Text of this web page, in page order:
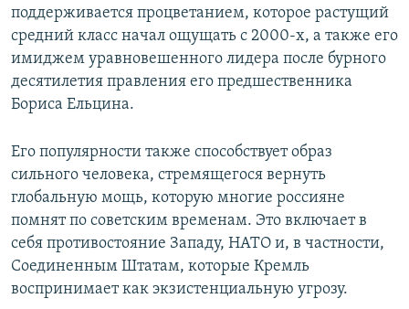
поддерживается процветанием, которое растущий
средний класс начал ощущать с 2000-х, а также его
имиджем уравновешенного лидера после бурного
десятилетия правления его предшественника
Бориса Ельцина.
Его популярности также способствует образ
сильного человека, стремящегося вернуть
глобальную мощь, которую многие россияне
помнят по советским временам. Это включает в
себя противостояние Западу, НАТО и, в частности,
Соединенным Штатам, которые Кремль
воспринимает как экзистенциальную угрозу.